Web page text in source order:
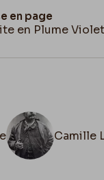
en page
en Plume
Camille